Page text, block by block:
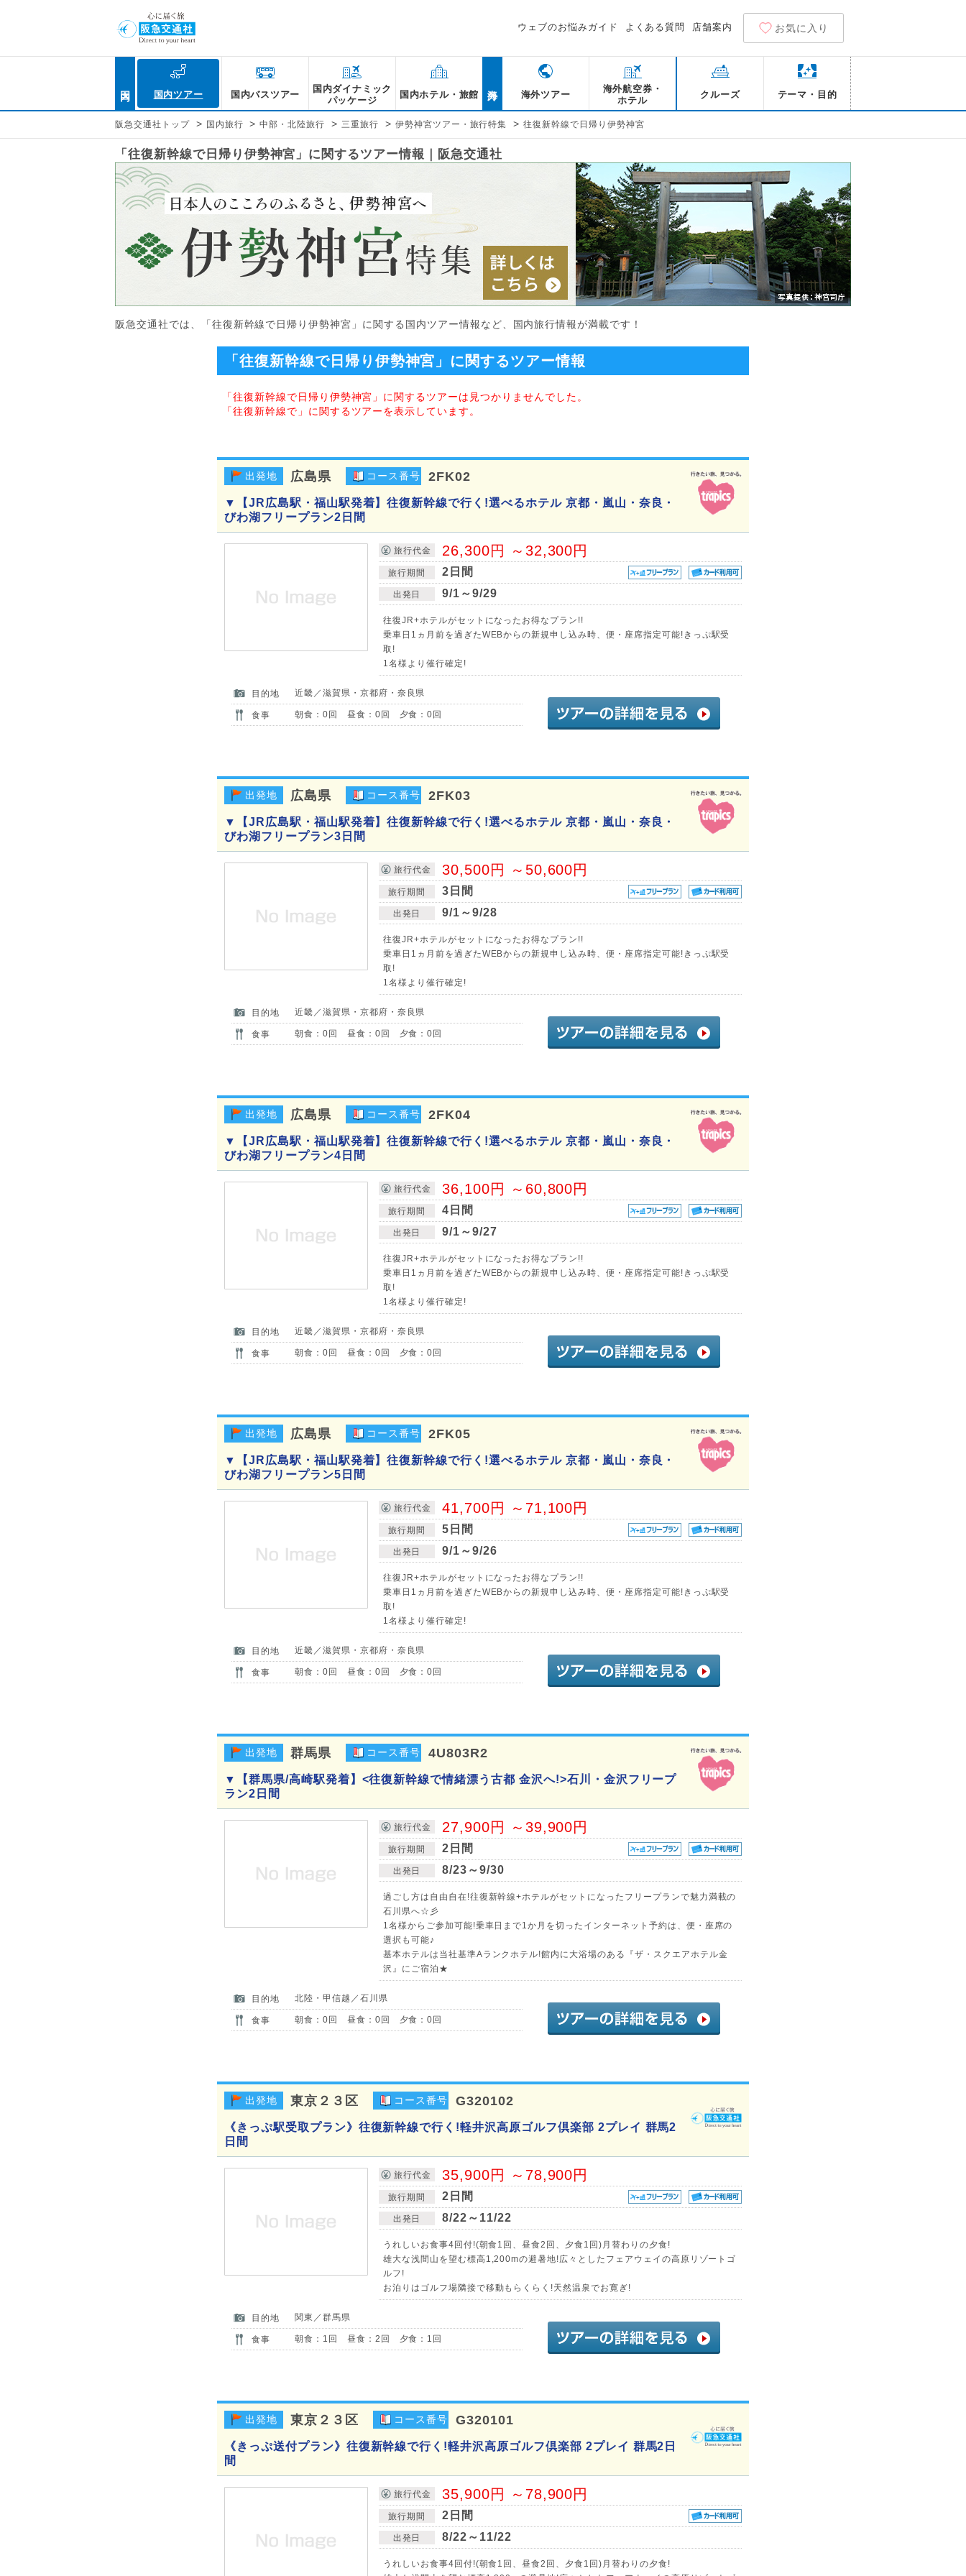
ウェブのお悩みガイド よくある質問 店舗案内 お気に入り
国内ツアー 国内バスツアー
国内ダイナミック
パッケージ
国内ホテル・旅館 海外ツアー
海外航空券・
ホテル
クルーズ テーマ・目的
阪急交通社トップ > 国内旅行 > 中部・北陸旅行 > 三重旅行 > 伊勢神宮ツアー・旅行特集 > 往復新幹線で日帰り伊勢神宮
「往復新幹線で日帰り伊勢神宮」に関するツアー情報｜阪急交通社
阪急交通社では、「往復新幹線で日帰り伊勢神宮」に関する国内ツアー情報など、国内旅行情報が満載です！
「往復新幹線で日帰り伊勢神宮」に関するツアー情報
「往復新幹線で日帰り伊勢神宮」に関するツアーは見つかりませんでした。
「往復新幹線で」に関するツアーを表示しています。
出発地 広島県 コース番号 2FK02
▼【JR広島駅・福山駅発着】往復新幹線で行く!選べるホテル 京都・嵐山・奈良・
びわ湖フリープラン2日間
旅行代金 26,300円 ～32,300円
旅行期間 2日間
出発日 9/1～9/29
往復JR+ホテルがセットになったお得なプラン!!
乗車日1ヵ月前を過ぎたWEBからの新規申し込み時、便・座席指定可能!きっぷ駅受
取!
1名様より催行確定!
目的地 近畿／滋賀県・京都府・奈良県
食事 朝食：0回 昼食：0回 夕食：0回
出発地 広島県 コース番号 2FK03
▼【JR広島駅・福山駅発着】往復新幹線で行く!選べるホテル 京都・嵐山・奈良・
びわ湖フリープラン3日間
旅行代金 30,500円 ～50,600円
旅行期間 3日間
出発日 9/1～9/28
往復JR+ホテルがセットになったお得なプラン!!
乗車日1ヵ月前を過ぎたWEBからの新規申し込み時、便・座席指定可能!きっぷ駅受
取!
1名様より催行確定!
目的地 近畿／滋賀県・京都府・奈良県
食事 朝食：0回 昼食：0回 夕食：0回
出発地 広島県 コース番号 2FK04
▼【JR広島駅・福山駅発着】往復新幹線で行く!選べるホテル 京都・嵐山・奈良・
びわ湖フリープラン4日間
旅行代金 36,100円 ～60,800円
旅行期間 4日間
出発日 9/1～9/27
往復JR+ホテルがセットになったお得なプラン!!
乗車日1ヵ月前を過ぎたWEBからの新規申し込み時、便・座席指定可能!きっぷ駅受
取!
1名様より催行確定!
目的地 近畿／滋賀県・京都府・奈良県
食事 朝食：0回 昼食：0回 夕食：0回
出発地 広島県 コース番号 2FK05
▼【JR広島駅・福山駅発着】往復新幹線で行く!選べるホテル 京都・嵐山・奈良・
びわ湖フリープラン5日間
旅行代金 41,700円 ～71,100円
旅行期間 5日間
出発日 9/1～9/26
往復JR+ホテルがセットになったお得なプラン!!
乗車日1ヵ月前を過ぎたWEBからの新規申し込み時、便・座席指定可能!きっぷ駅受
取!
1名様より催行確定!
目的地 近畿／滋賀県・京都府・奈良県
食事 朝食：0回 昼食：0回 夕食：0回
出発地 群馬県 コース番号 4U803R2
▼【群馬県/高崎駅発着】<往復新幹線で情緒漂う古都 金沢へ!>石川・金沢フリープ
ラン2日間
旅行代金 27,900円 ～39,900円
旅行期間 2日間
出発日 8/23～9/30
過ごし方は自由自在!往復新幹線+ホテルがセットになったフリープランで魅力満載の
石川県へ☆彡
1名様からご参加可能!乗車日まで1か月を切ったインターネット予約は、便・座席の
選択も可能♪
基本ホテルは当社基準Aランクホテル!館内に大浴場のある『ザ・スクエアホテル金
沢』にご宿泊★
目的地 北陸・甲信越／石川県
食事 朝食：0回 昼食：0回 夕食：0回
出発地 東京２３区 コース番号 G320102
《きっぷ駅受取プラン》往復新幹線で行く!軽井沢高原ゴルフ倶楽部 2プレイ 群馬2
日間
旅行代金 35,900円 ～78,900円
旅行期間 2日間
出発日 8/22～11/22
うれしいお食事4回付!(朝食1回、昼食2回、夕食1回)月替わりの夕食!
雄大な浅間山を望む標高1,200mの避暑地!広々としたフェアウェイの高原リゾートゴ
ルフ!
お泊りはゴルフ場隣接で移動もらくらく!天然温泉でお寛ぎ!
目的地 関東／群馬県
食事 朝食：1回 昼食：2回 夕食：1回
出発地 東京２３区 コース番号 G320101
《きっぷ送付プラン》往復新幹線で行く!軽井沢高原ゴルフ倶楽部 2プレイ 群馬2日
間
旅行代金 35,900円 ～78,900円
旅行期間 2日間
出発日 8/22～11/22
うれしいお食事4回付!(朝食1回、昼食2回、夕食1回)月替わりの夕食!